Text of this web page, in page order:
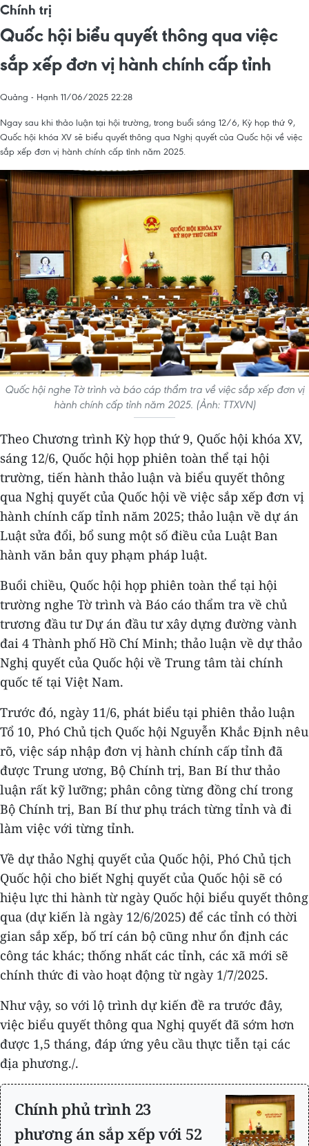
Chính trị
Quốc hội biểu quyết thông qua việc
sắp xếp đơn vị hành chính cấp tỉnh
Quảng - Hạnh 11/06/2025 22:28
Ngay sau khi thảo luận tại hội trường, trong buổi sáng 12/6, Kỳ họp thứ 9,
Quốc hội khóa XV sẽ biểu quyết thông qua Nghị quyết của Quốc hội về việc
sắp xếp đơn vị hành chính cấp tỉnh năm 2025.
Quốc hội nghe Tờ trình và báo cáp thẩm tra về việc sắp xếp đơn vị
hành chính cấp tỉnh năm 2025. (Ảnh: TTXVN)
Theo Chương trình Kỳ họp thứ 9, Quốc hội khóa XV,
sáng 12/6, Quốc hội họp phiên toàn thể tại hội
trường, tiến hành thảo luận và biểu quyết thông
qua Nghị quyết của Quốc hội về việc sắp xếp đơn vị
hành chính cấp tỉnh năm 2025; thảo luận về dự án
Luật sửa đổi, bổ sung một số điều của Luật Ban
hành văn bản quy phạm pháp luật.
Buổi chiều, Quốc hội họp phiên toàn thể tại hội
trường nghe Tờ trình và Báo cáo thẩm tra về chủ
trương đầu tư Dự án đầu tư xây dựng đường vành
đai 4 Thành phố Hồ Chí Minh; thảo luận về dự thảo
Nghị quyết của Quốc hội về Trung tâm tài chính
quốc tế tại Việt Nam.
Trước đó, ngày 11/6, phát biểu tại phiên thảo luận
Tổ 10, Phó Chủ tịch Quốc hội Nguyễn Khắc Định nêu
rõ, việc sáp nhập đơn vị hành chính cấp tỉnh đã
được Trung ương, Bộ Chính trị, Ban Bí thư thảo
luận rất kỹ lưỡng; phân công từng đồng chí trong
Bộ Chính trị, Ban Bí thư phụ trách từng tỉnh và đi
làm việc với từng tỉnh.
Về dự thảo Nghị quyết của Quốc hội, Phó Chủ tịch
Quốc hội cho biết Nghị quyết của Quốc hội sẽ có
hiệu lực thi hành từ ngày Quốc hội biểu quyết thông
qua (dự kiến là ngày 12/6/2025) để các tỉnh có thời
gian sắp xếp, bố trí cán bộ cũng như ổn định các
công tác khác; thống nhất các tỉnh, các xã mới sẽ
chính thức đi vào hoạt động từ ngày 1/7/2025.
Như vậy, so với lộ trình dự kiến đề ra trước đây,
việc biểu quyết thông qua Nghị quyết đã sớm hơn
được 1,5 tháng, đáp ứng yêu cầu thực tiễn tại các
địa phương./.
Chính phủ trình 23
phương án sắp xếp với 52